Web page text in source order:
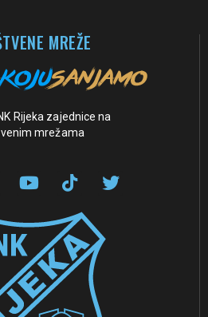
MREŽE
Rijeka zajednice na
mrežama